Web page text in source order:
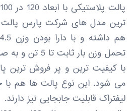
با کیفیت ترین و پر فروش ترین
می شود. این نوع پالت ها هم
لیفتراک قابلیت جابجایی نیز دارند.